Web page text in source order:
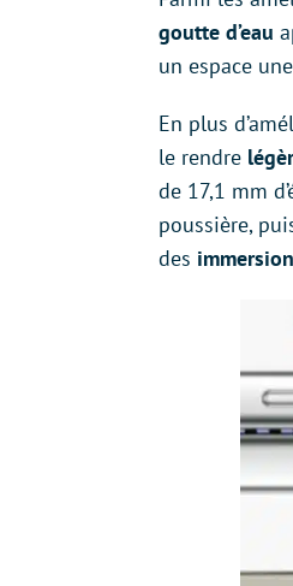
goutte d’eau
un espace
En plus
le rendre
de 17,1 mm
poussière,
des